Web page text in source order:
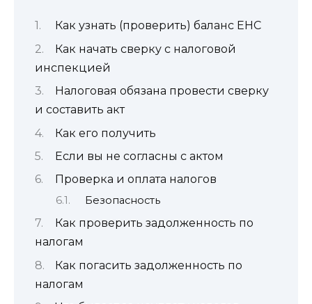
Как узнать (проверить) баланс ЕНС
Как начать сверку с налоговой
инспекцией
Налоговая обязана провести сверку
и составить акт
Как его получить
Если вы не согласны с актом
Проверка и оплата налогов
Безопасность
Как проверить задолженность по
налогам
Как погасить задолженность по
налогам